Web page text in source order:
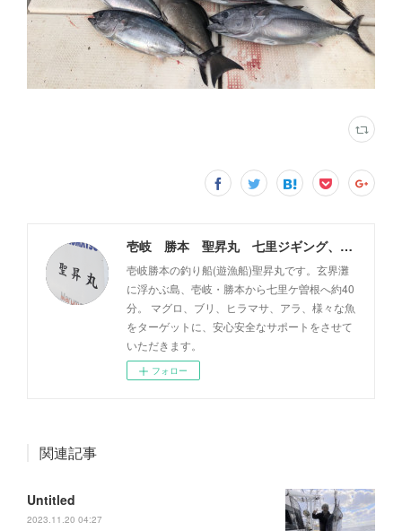
壱岐 勝本 聖昇丸 七里ジギング、タイラバ
壱岐勝本の釣り船(遊漁船)聖昇丸です。玄界灘
に浮かぶ島、壱岐・勝本から七里ケ曽根へ約40
分。 マグロ、ブリ、ヒラマサ、アラ、様々な魚
をターゲットに、安心安全なサポートをさせて
いただきます。
フォロー
関連記事
Untitled
2023.11.20 04:27